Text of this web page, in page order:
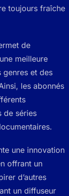
toujours fraîche
de
meilleure
et des
les abonnés
de séries
une innovation
offrant un
d’autres
un diffuseur